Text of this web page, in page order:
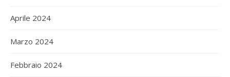
Aprile 2024
Marzo 2024
Febbraio 2024